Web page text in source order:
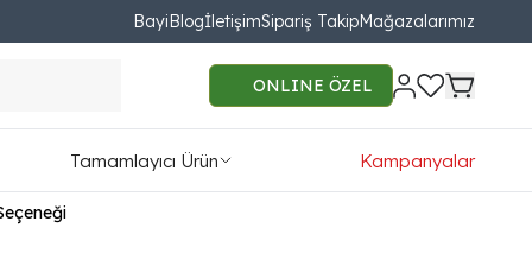
BayiBlogİletişimSipariş TakipMağazalarımız
ONLINE ÖZEL
Tamamlayıcı Ürün Kampanyalar
başlayan taksit seçenekleri